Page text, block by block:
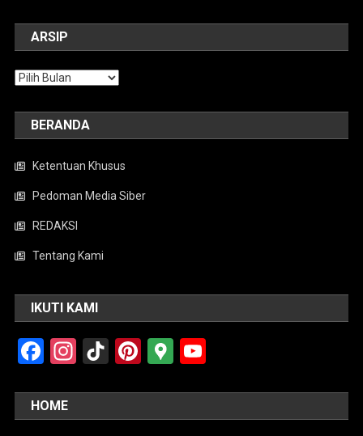
ARSIP
Arsip
BERANDA
Ketentuan Khusus
Pedoman Media Siber
REDAKSI
Tentang Kami
IKUTI KAMI
Facebook
Instagram
TikTokPinterest
Google
HOME